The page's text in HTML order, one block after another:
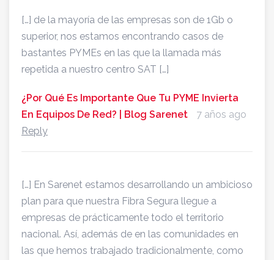
[…] de la mayoría de las empresas son de 1Gb o
superior, nos estamos encontrando casos de
bastantes PYMEs en las que la llamada más
repetida a nuestro centro SAT […]
¿Por Qué Es Importante Que Tu PYME Invierta
En Equipos De Red? | Blog Sarenet
7 años ago
Reply
[…] En Sarenet estamos desarrollando un ambicioso
plan para que nuestra Fibra Segura llegue a
empresas de prácticamente todo el territorio
nacional. Así, además de en las comunidades en
las que hemos trabajado tradicionalmente, como